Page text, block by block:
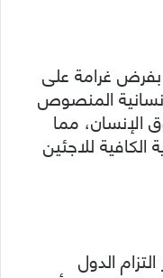
بفرض غرامة على
إنسانية المنصوص
الإنسان، مما
للاجئين
الدول